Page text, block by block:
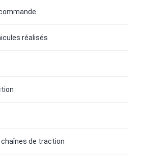
réalisés
de traction